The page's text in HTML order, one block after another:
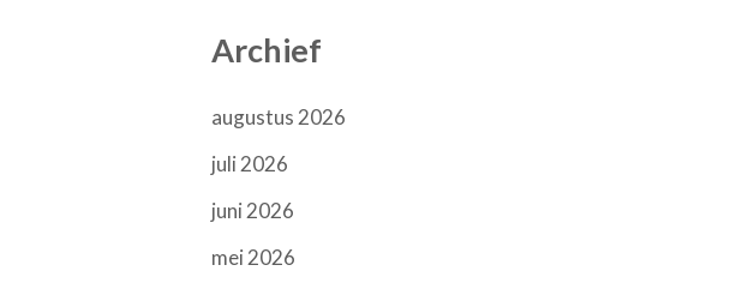
Archief
augustus 2026
juli 2026
juni 2026
mei 2026